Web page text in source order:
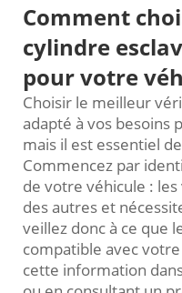
Comment
cylindre
pour votre
Choisir le meilleur
adapté à vos besoins
mais il est essentiel
Commencez par
de votre véhicule :
des autres et
veillez donc à ce que
compatible avec
cette information